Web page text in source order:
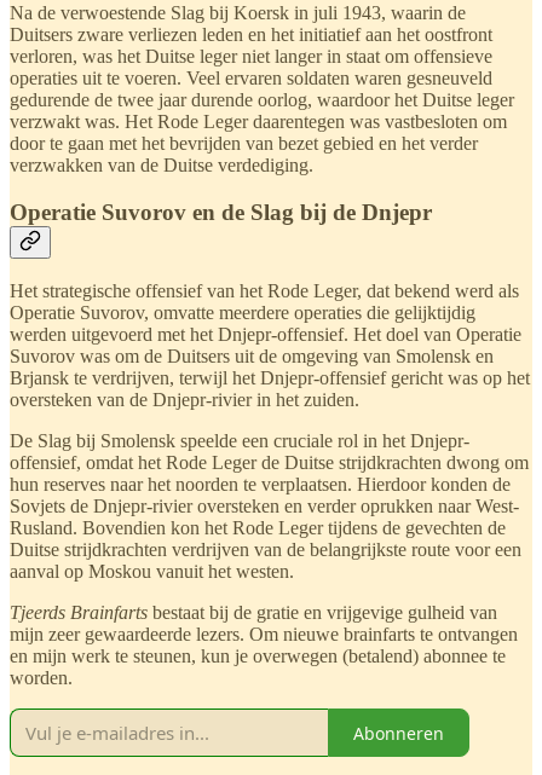
Na de verwoestende Slag bij Koersk in juli 1943, waarin de
Duitsers zware verliezen leden en het initiatief aan het oostfront
verloren, was het Duitse leger niet langer in staat om offensieve
operaties uit te voeren. Veel ervaren soldaten waren gesneuveld
gedurende de twee jaar durende oorlog, waardoor het Duitse leger
verzwakt was. Het Rode Leger daarentegen was vastbesloten om
door te gaan met het bevrijden van bezet gebied en het verder
verzwakken van de Duitse verdediging.
Operatie Suvorov en de Slag bij de Dnjepr
Het strategische offensief van het Rode Leger, dat bekend werd als
Operatie Suvorov, omvatte meerdere operaties die gelijktijdig
werden uitgevoerd met het Dnjepr-offensief. Het doel van Operatie
Suvorov was om de Duitsers uit de omgeving van Smolensk en
Brjansk te verdrijven, terwijl het Dnjepr-offensief gericht was op het
oversteken van de Dnjepr-rivier in het zuiden.
De Slag bij Smolensk speelde een cruciale rol in het Dnjepr-
offensief, omdat het Rode Leger de Duitse strijdkrachten dwong om
hun reserves naar het noorden te verplaatsen. Hierdoor konden de
Sovjets de Dnjepr-rivier oversteken en verder oprukken naar West-
Rusland. Bovendien kon het Rode Leger tijdens de gevechten de
Duitse strijdkrachten verdrijven van de belangrijkste route voor een
aanval op Moskou vanuit het westen.
Tjeerds Brainfarts bestaat bij de gratie en vrijgevige gulheid van
mijn zeer gewaardeerde lezers. Om nieuwe brainfarts te ontvangen
en mijn werk te steunen, kun je overwegen (betalend) abonnee te
worden.
Abonneren